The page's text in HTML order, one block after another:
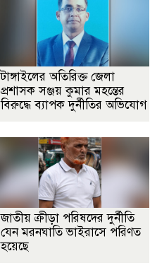
টাঙ্গাইলের অতিরিক্ত জেলা
প্রশাসক সঞ্জয় কুমার মহন্তের
বিরুদ্ধে ব্যাপক দুর্নীতির অভিযোগ
জাতীয় ক্রীড়া পরিষদের দুর্নীতি
যেন মরনঘাতি ভাইরাসে পরিণত
হয়েছে